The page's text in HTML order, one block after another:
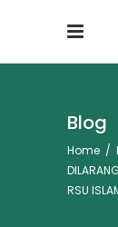
Blog
Home /
RSU